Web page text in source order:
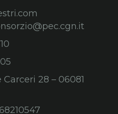
28 – 06081